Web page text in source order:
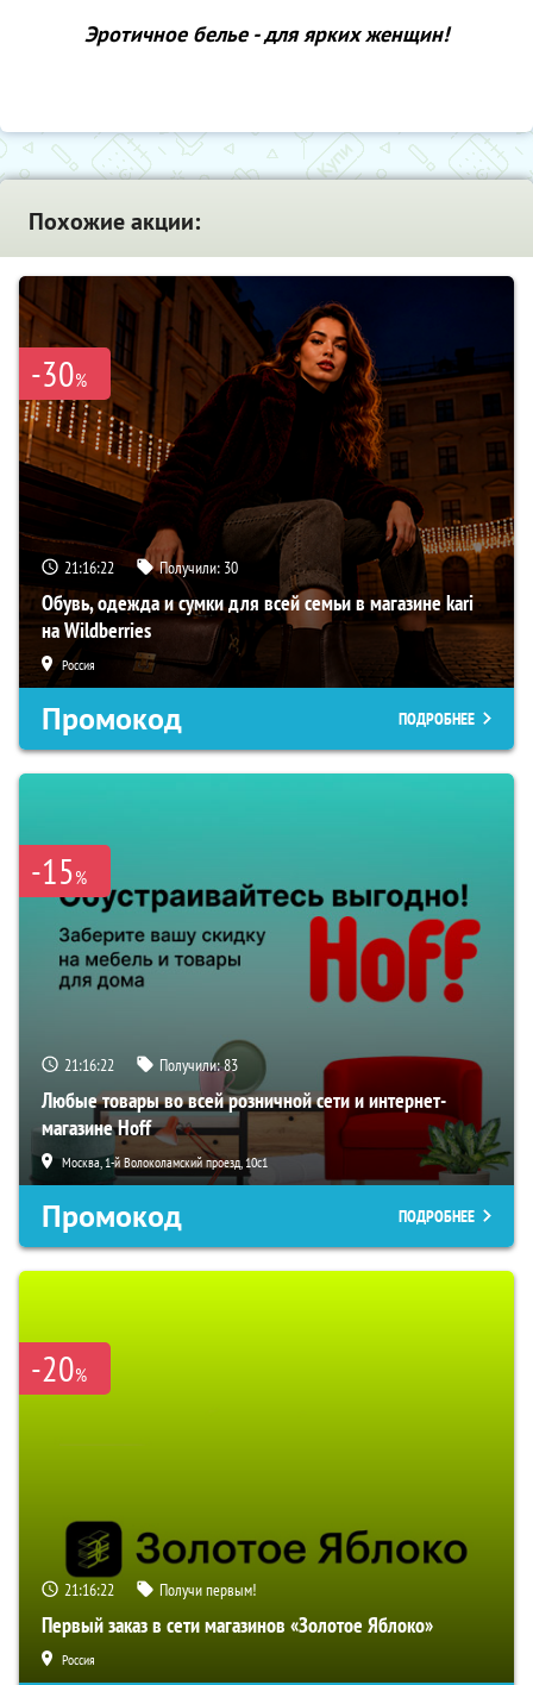
Эротичное белье - для ярких женщин!
Похожие акции:
-30%
21:16:21 Получили: 30
Обувь, одежда и сумки для всей семьи в магазине kari
на Wildberries
Россия
Промокод ПОДРОБНЕЕ
-15%
21:16:21 Получили:83
Любые товары во всей розничной сети и интернет-
магазине Hoff
Москва, 1-й Волоколамский проезд, 10с1
Промокод ПОДРОБНЕЕ
-20%
21:16:21 Получи первым!
Первый заказ в сети магазинов «Золотое Яблоко»
Россия